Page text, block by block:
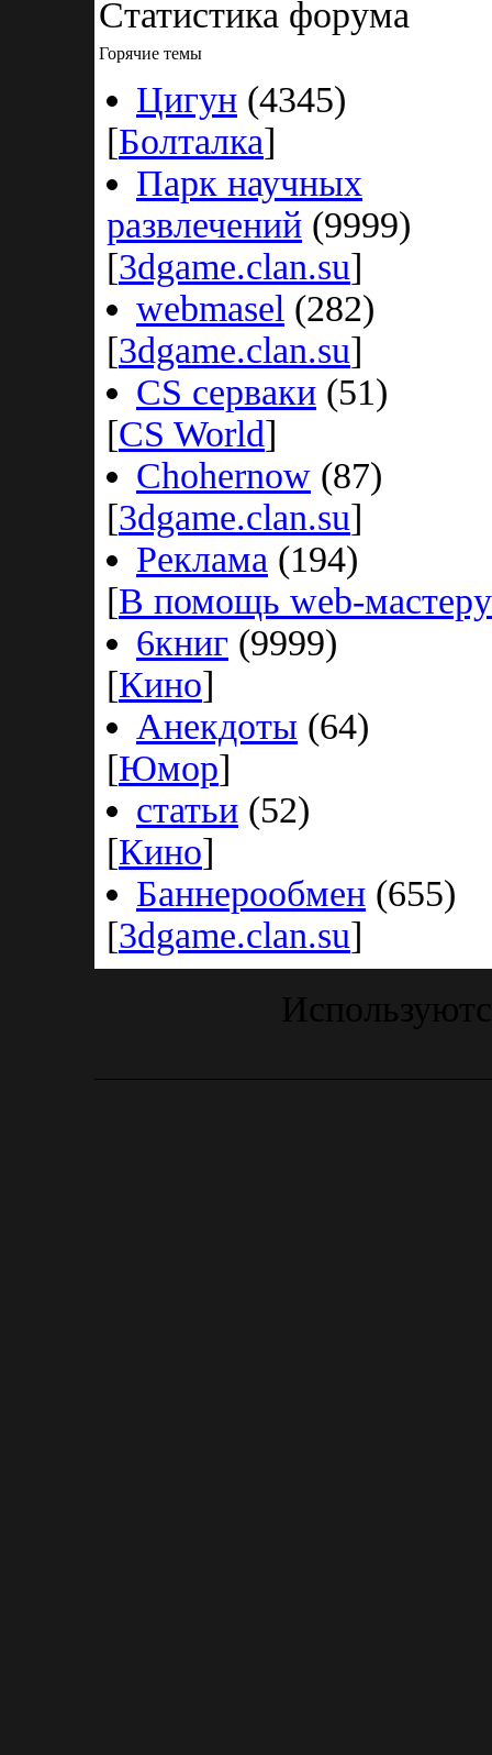
Статистика форума
Горячие темы
Цигун (4345)
[Болталка]
Парк научных
развлечений (9999)
[3dgame.clan.su]
webmasel (282)
[3dgame.clan.su]
CS серваки (51)
[CS World]
Chohernow (87)
[3dgame.clan.su]
Реклама (194)
[В помощь web-мастеру
6книг (9999)
[Кино]
Анекдоты (64)
[Юмор]
статьи (52)
[Кино]
Баннерообмен (655)
[3dgame.clan.su]